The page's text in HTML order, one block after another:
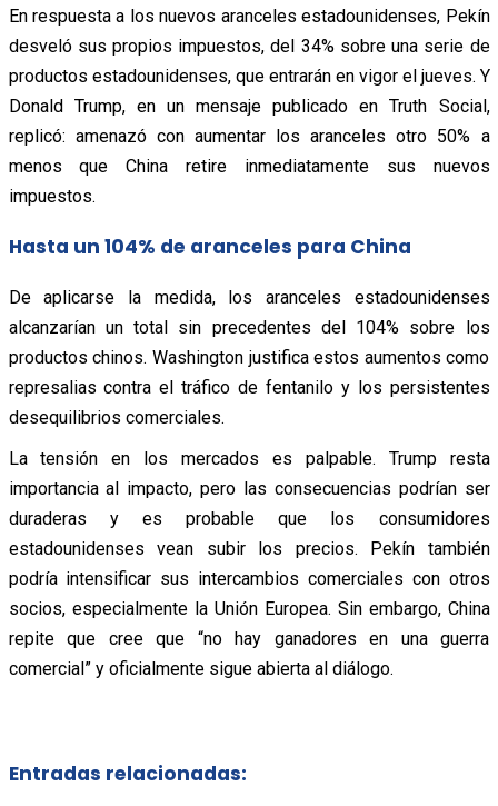
En respuesta a los nuevos aranceles estadounidenses, Pekín
desveló sus propios impuestos, del 34% sobre una serie de
productos estadounidenses, que entrarán en vigor el jueves. Y
Donald Trump, en un mensaje publicado en Truth Social,
replicó: amenazó con aumentar los aranceles otro 50% a
menos que China retire inmediatamente sus nuevos
impuestos.
Hasta un 104% de aranceles para China
De aplicarse la medida, los aranceles estadounidenses
alcanzarían un total sin precedentes del 104% sobre los
productos chinos. Washington justifica estos aumentos como
represalias contra el tráfico de fentanilo y los persistentes
desequilibrios comerciales.
La tensión en los mercados es palpable. Trump resta
importancia al impacto, pero las consecuencias podrían ser
duraderas y es probable que los consumidores
estadounidenses vean subir los precios. Pekín también
podría intensificar sus intercambios comerciales con otros
socios, especialmente la Unión Europea. Sin embargo, China
repite que cree que “no hay ganadores en una guerra
comercial” y oficialmente sigue abierta al diálogo.
Entradas relacionadas: